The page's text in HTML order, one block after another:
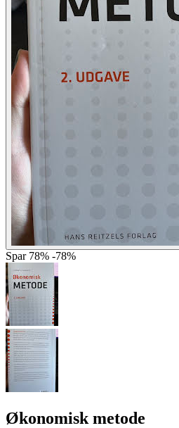
Spar 78% -78%
Økonomisk metode